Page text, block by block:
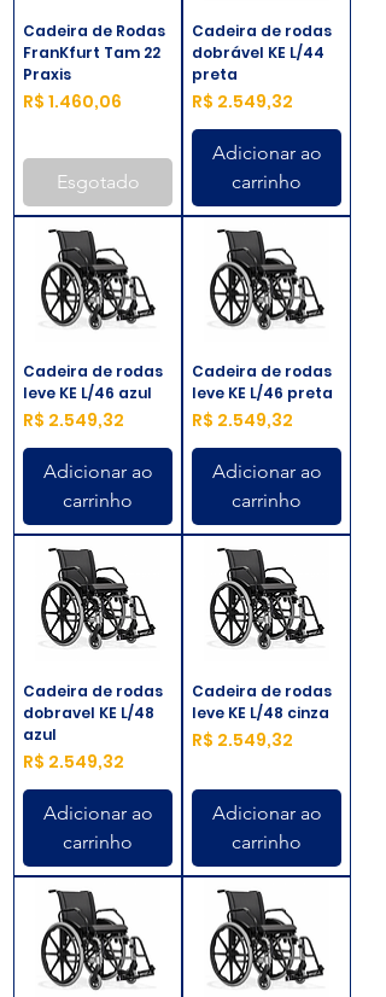
Cadeira de Rodas
FranKfurt Tam 22
Praxis
Preço
R$ 1.460,06
Esgotado
Cadeira de rodas
dobrável KE L/44
preta
Preço
R$ 2.549,32
Adicionar ao
carrinho
Cadeira de rodas
leve KE L/46 azul
Preço
R$ 2.549,32
Adicionar ao
carrinho
Cadeira de rodas
leve KE L/46 preta
Preço
R$ 2.549,32
Adicionar ao
carrinho
Cadeira de rodas
dobravel KE L/48
azul
Preço
R$ 2.549,32
Adicionar ao
carrinho
Cadeira de rodas
leve KE L/48 cinza
Preço
R$ 2.549,32
Adicionar ao
carrinho